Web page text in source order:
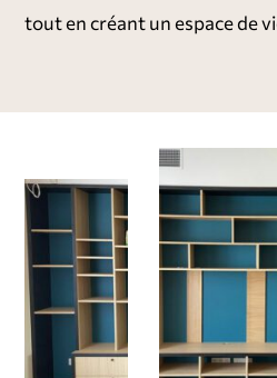
tout en créant un espace de